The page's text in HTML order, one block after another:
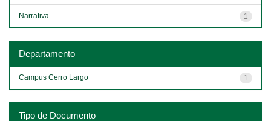
1
Narrativa
Departamento
1
Campus Cerro Largo
Tipo de Documento